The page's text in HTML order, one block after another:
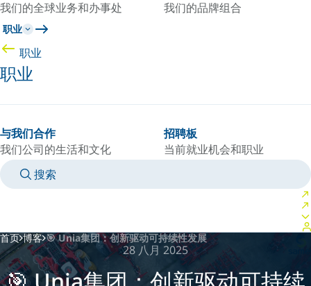
我们的全球业务和办事处
我们的品牌组合
职业
职业
职业
与我们合作
我们公司的生活和文化
招聘板
当前就业机会和职业
搜索
首页 博客 🎯 Unia集团：创新驱动可持续性发展
28 八月 2025